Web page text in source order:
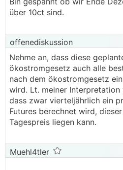
über 10ct sind.
offenediskussion
Nehme an, dass diese
ökostromgesetz auch alle
nach dem ökostromgesetz
wird. Lt. meiner Interpretation
dass zwar vierteljährlich ein
Futures berechnet wird,
Tagespreis liegen kann.
Muehl4tler